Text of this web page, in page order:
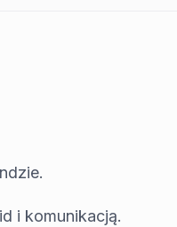
i komunikacją.